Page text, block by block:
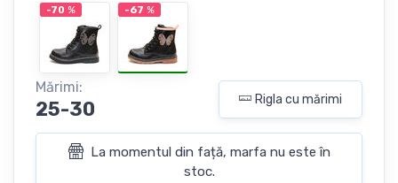
-70 % -67 %
Mărimi:
25-30 Rigla cu mărimi
La momentul din față, marfa nu este în
stoc.